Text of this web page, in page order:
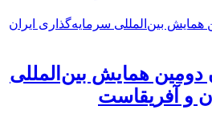
دومین همایش بین‌المللی
و آفریقاست